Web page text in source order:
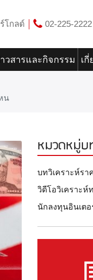
โกลด์ 02-225-
วสารและกิจกรรม เกี่
น
หมวดหมู่บ
บทวิเคราะห์รา
วิดีโอวิเคราะห์
นักลงทุนอินเต